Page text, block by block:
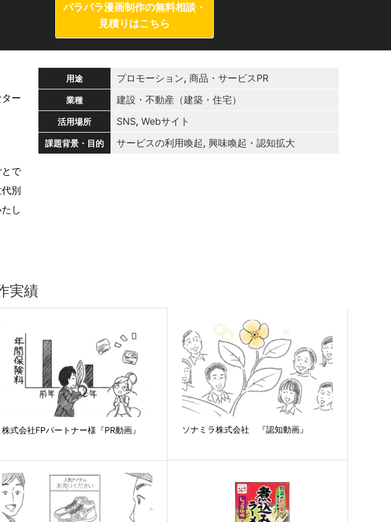
パラパラ漫画制作の無料相談・
見積りはこちら
ー
で
別
し
用途 プロモーション, 商品・サービスPR
業種 建設・不動産（建築・住宅）
活用場所 SNS, Webサイト
課題背景・目的 サービスの利用喚起, 興味喚起・認知拡大
実績
株式会社FPパートナー様『PR動画』 ソナミラ株式会社 『認知動画』